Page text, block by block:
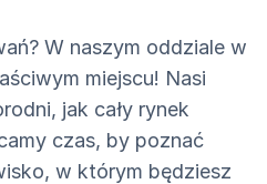
W naszym oddziale w
miejscu! Nasi
jak cały rynek
czas, by poznać
w którym będziesz